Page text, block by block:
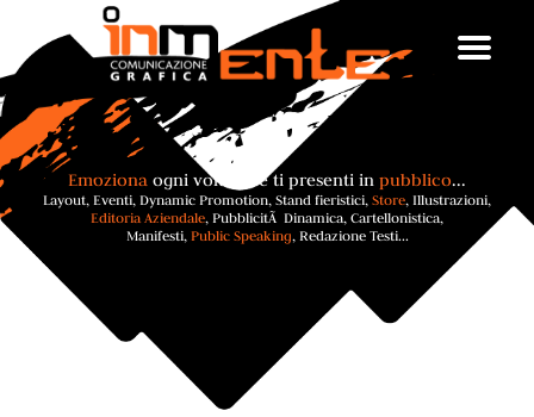
Emoziona ogni volta che ti presenti in pubblico...
Layout, Eventi, Dynamic Promotion, Stand fieristici, Store, Illustrazioni,
Editoria Aziendale, PubblicitÃ Dinamica, Cartellonistica,
Manifesti, Public Speaking, Redazione Testi...